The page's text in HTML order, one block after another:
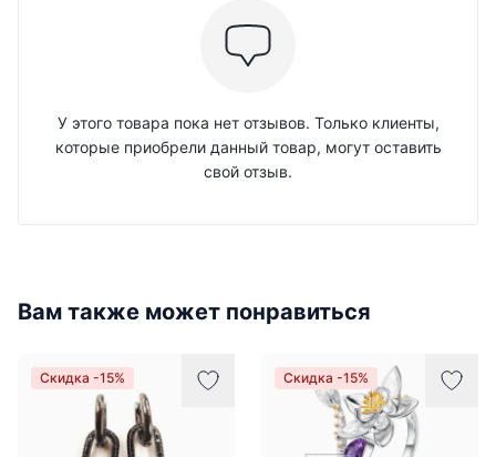
У этого товара пока нет отзывов. Только клиенты,
которые приобрели данный товар, могут оставить
свой отзыв.
Вам также может понравиться
Скидка -15% Скидка -15%